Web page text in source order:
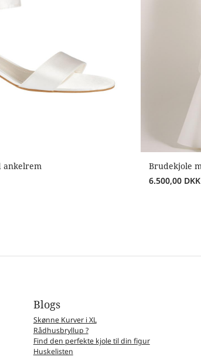
ankelrem
Brudekjole
6.500,00 DKK
Blogs
Skønne Kurver i XL
Rådhusbryllup ?
Find den perfekte kjole til din figur
Huskelisten